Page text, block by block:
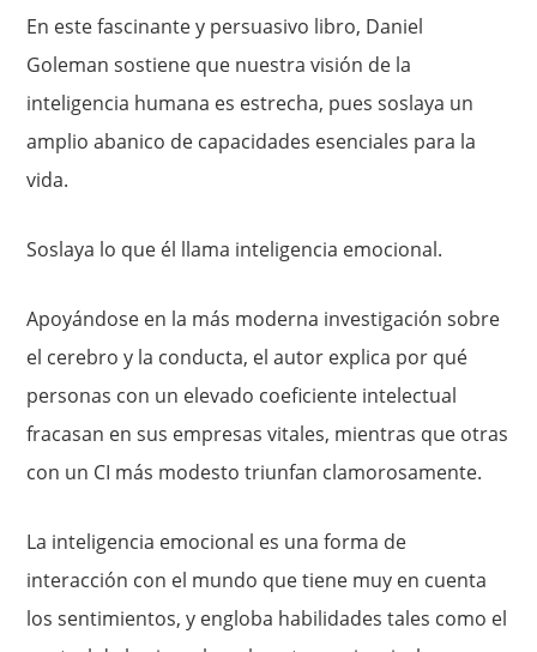
En este fascinante y persuasivo libro, Daniel
Goleman sostiene que nuestra visión de la
inteligencia humana es estrecha, pues soslaya un
amplio abanico de capacidades esenciales para la
vida.
Soslaya lo que él llama inteligencia emocional.
Apoyándose en la más moderna investigación sobre
el cerebro y la conducta, el autor explica por qué
personas con un elevado coeficiente intelectual
fracasan en sus empresas vitales, mientras que otras
con un CI más modesto triunfan clamorosamente.
La inteligencia emocional es una forma de
interacción con el mundo que tiene muy en cuenta
los sentimientos, y engloba habilidades tales como el